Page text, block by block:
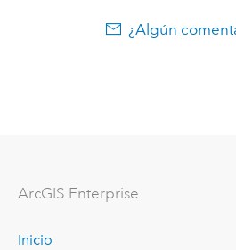
¿Algún
ArcGIS Enterprise
Inicio